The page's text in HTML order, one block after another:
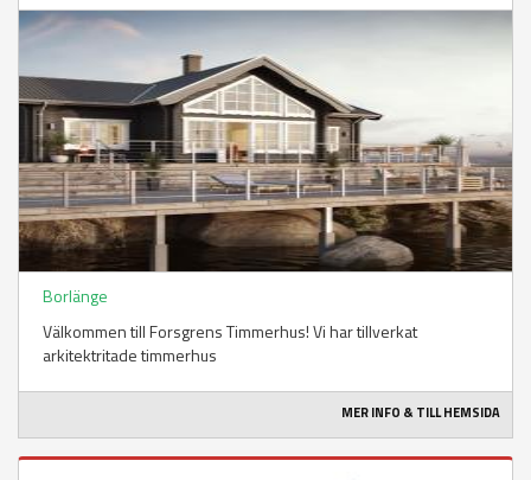
Borlänge
Välkommen till Forsgrens Timmerhus! Vi har tillverkat
arkitektritade timmerhus
MER INFO & TILL HEMSIDA